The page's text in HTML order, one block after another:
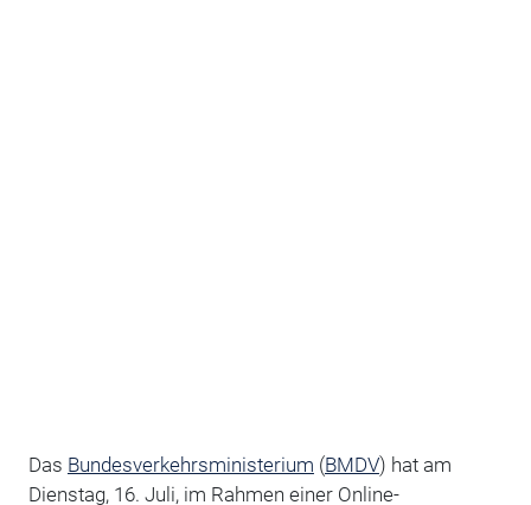
Das Bundesverkehrsministerium (BMDV) hat am
Dienstag, 16. Juli, im Rahmen einer Online-